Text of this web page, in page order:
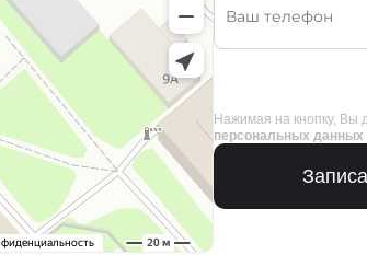
Нажимая на кнопку, Вы
персональных данных